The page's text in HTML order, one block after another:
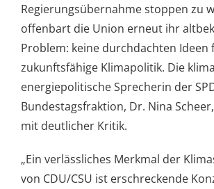
Regierungsübernahme stoppen zu
offenbart die Union erneut ihr
Problem: keine durchdachten Ideen
zukunftsfähige Klimapolitik. Die
energiepolitische Sprecherin der
Bundestagsfraktion, Dr. Nina
mit deutlicher Kritik.
„Ein verlässliches Merkmal der
von CDU/CSU ist erschreckende